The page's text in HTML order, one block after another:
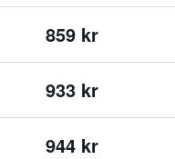
859 kr
933 kr
944 kr